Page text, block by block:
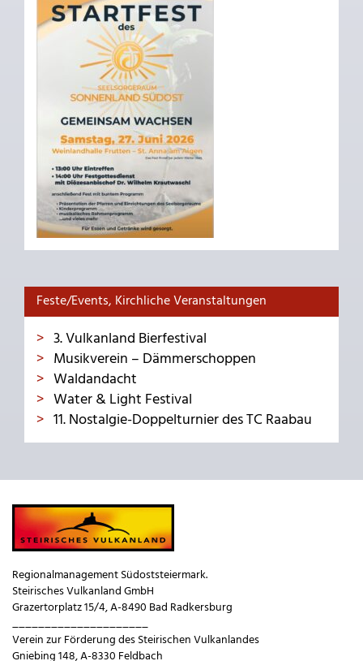
Feste/Events, Kirchliche Veranstaltungen
3. Vulkanland Bierfestival
Musikverein – Dämmerschoppen
Waldandacht
Water & Light Festival
11. Nostalgie-Doppelturnier des TC Raabau
Regionalmanagement Südoststeiermark.
Steirisches Vulkanland GmbH
Grazertorplatz 15/4, A-8490 Bad Radkersburg
_____________________
Verein zur Förderung des Steirischen Vulkanlandes
Gniebing 148, A-8330 Feldbach